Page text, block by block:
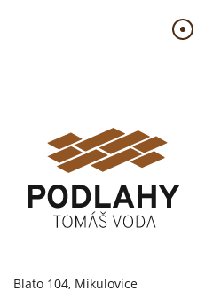
Blato 104, Mikulovice